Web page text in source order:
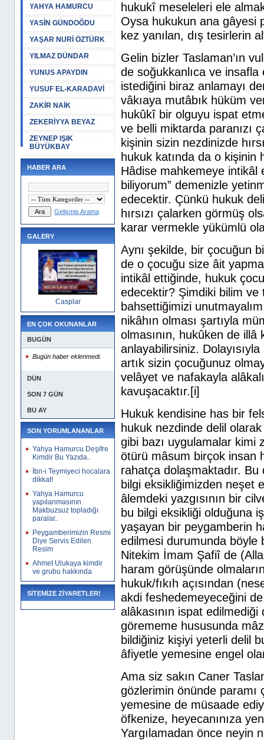
YAHYA HAMURCU
YASİN GÜNDOĞDU
YAŞAR NURİ ÖZTÜRK
YILMAZ DÜNDAR
YUNUS APAYDIN
YUSUF EL-KARADAVİ
ZAKİR NAİK
ZEKERİYYA BEYAZ
ZEYNEP IŞIK
BÜYÜKBAY
HABER ARA
Gelişmiş Arama
GALERY
Casplar
EN ÇOK OKUNANLAR
BUGÜN
Bugün haber eklenmedi.
DÜN
SON 7 GÜN
BU AY
SON YORUMLANANLAR
Yahya Hamurcu Deşifre
Kimdir Bu Yazıda..
İbn-i Teymiyeci hocalara
dikkat!
Yahya Hamurcu
yapılanmasının
Makbuzsuz topladığı
paralar..
Peygamberimizin Resmi
Diye Servis Edilen
Resim
Ahmet Ulukaya kimdir
ve grubu hakkında
SİTEMİZE ZİYARETLER!
hukukî meseleleri ele
Oysa hukukun ana gâyesi
kez yanılan, dış tesirlerin
Gelin bizler Taslaman’ın
de soğukkanlıca ve
istediğini biraz anlamayı
vâkıaya mutâbık hüküm
hukûkî bir olguyu ispat
ve belli miktarda paranızı
kişinin sizin nezdinizde
hukuk katında da o kişinin
Hâdise mahkemeye intikâl
biliyorum” demenizle
edecektir. Çünkü hukuk
hırsızı çalarken görmüş
karar vermekle yükümlü
Aynı şekilde, bir çocuğun
de o çocuğu size âit
intikâl ettiğinde, hukuk
edecektir? Şimdiki bilim ve
bahsettiğimizi
nikâhın olması şartıyla
olmasının, hukûken de
anlayabilirsiniz.
artık sizin çocuğunuz
velâyet ve nafakayla
kavuşacaktır.[i]
Hukuk kendisine has bir
hukuk nezdinde delil
gibi bazı uygulamalar kimi
ötürü mâsum birçok insan
rahatça dolaşmaktadır.
bilgi eksikliğimizden neşet
âlemdeki yazgısının bir
bu bilgi eksikliği olduğuna
yaşayan bir peygamberin
edilmesi durumunda böyle
Nitekim İmam Şafiî de
haram görüşünde
hukuk/fıkıh açısından
akdi feshedemeyeceğini
alâkasının ispat
görememe hususunda
bildiğiniz kişiyi yeterli delil
âfiyetle yemesine engel
Ama siz sakın Caner
gözlerimin önünde paramı
yemesine de müsaade
öfkenize, heyecanınıza
Yargılamadan önce neyin